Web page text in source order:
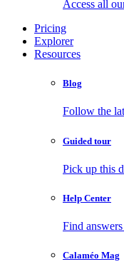
Access all
Pricing
Explorer
Resources
Blog
Follow the
Guided tour
Pick up this
Help Center
Find
Calaméo Mag